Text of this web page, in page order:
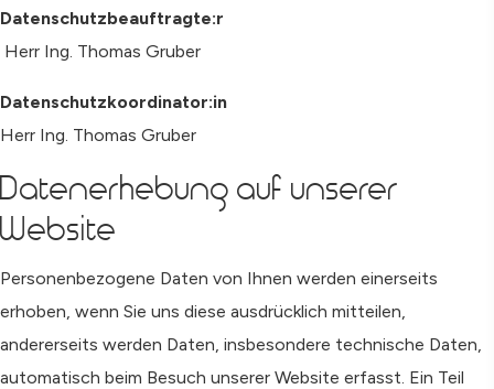
Datenschutzbeauftragte:r
Herr Ing. Thomas Gruber
Datenschutzkoordinator:in
Herr Ing. Thomas Gruber
Datenerhebung auf unserer
Website
Personenbezogene Daten von Ihnen werden einerseits
erhoben, wenn Sie uns diese ausdrücklich mitteilen,
andererseits werden Daten, insbesondere technische Daten,
automatisch beim Besuch unserer Website erfasst. Ein Teil